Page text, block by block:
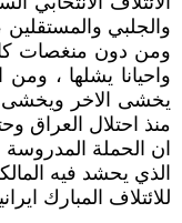
ومن دون منغصات
واحيانا يشلها ،
يخشى الاخر ويخشى
منذ احتلال العراق
ان الحملة
الذي يحشد فيه
للائتلاف المبارك